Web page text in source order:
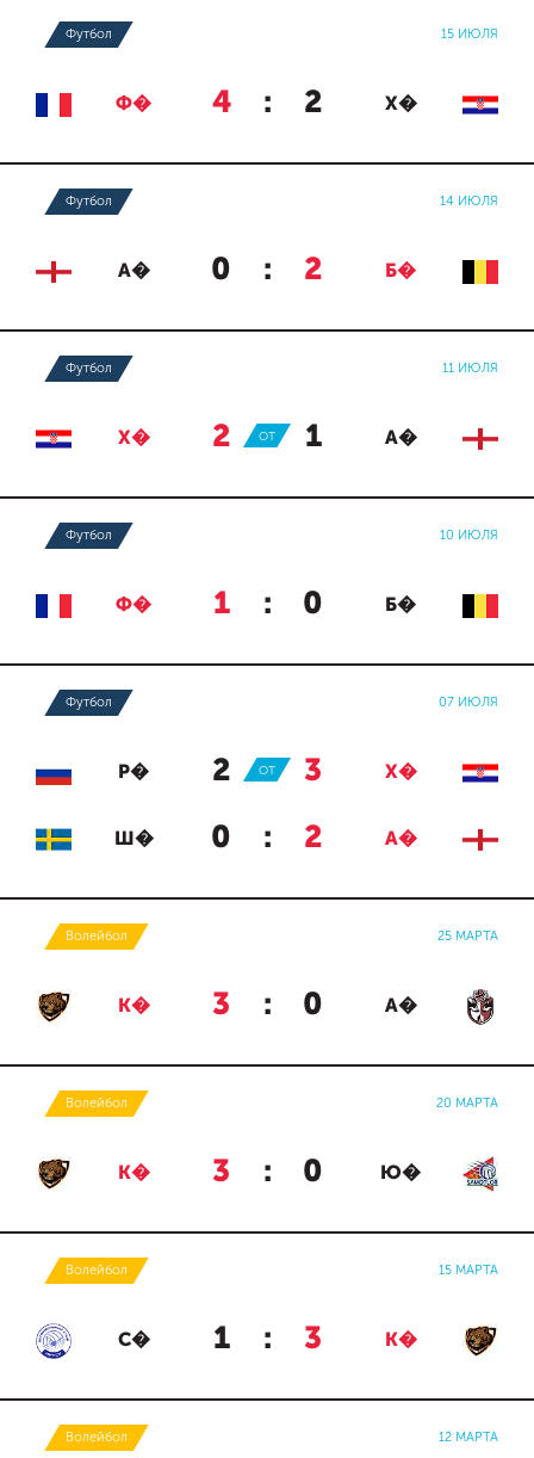
Футбол 15 ИЮЛЯ
Ф� 4 : 2 Х�
Футбол 14 ИЮЛЯ
А� 0 : 2 Б�
Футбол 11 ИЮЛЯ
Х� 2 : 1 А�
ОТ
Футбол 10 ИЮЛЯ
Ф� 1 : 0 Б�
Футбол 07 ИЮЛЯ
Р� 2 : 3 Х�
ОТ
Ш� 0 : 2 А�
Волейбол 25 МАРТА
К� 3 : 0 А�
Волейбол 20 МАРТА
К� 3 : 0 Ю�
Волейбол 15 МАРТА
С� 1 : 3 К�
Волейбол 12 МАРТА